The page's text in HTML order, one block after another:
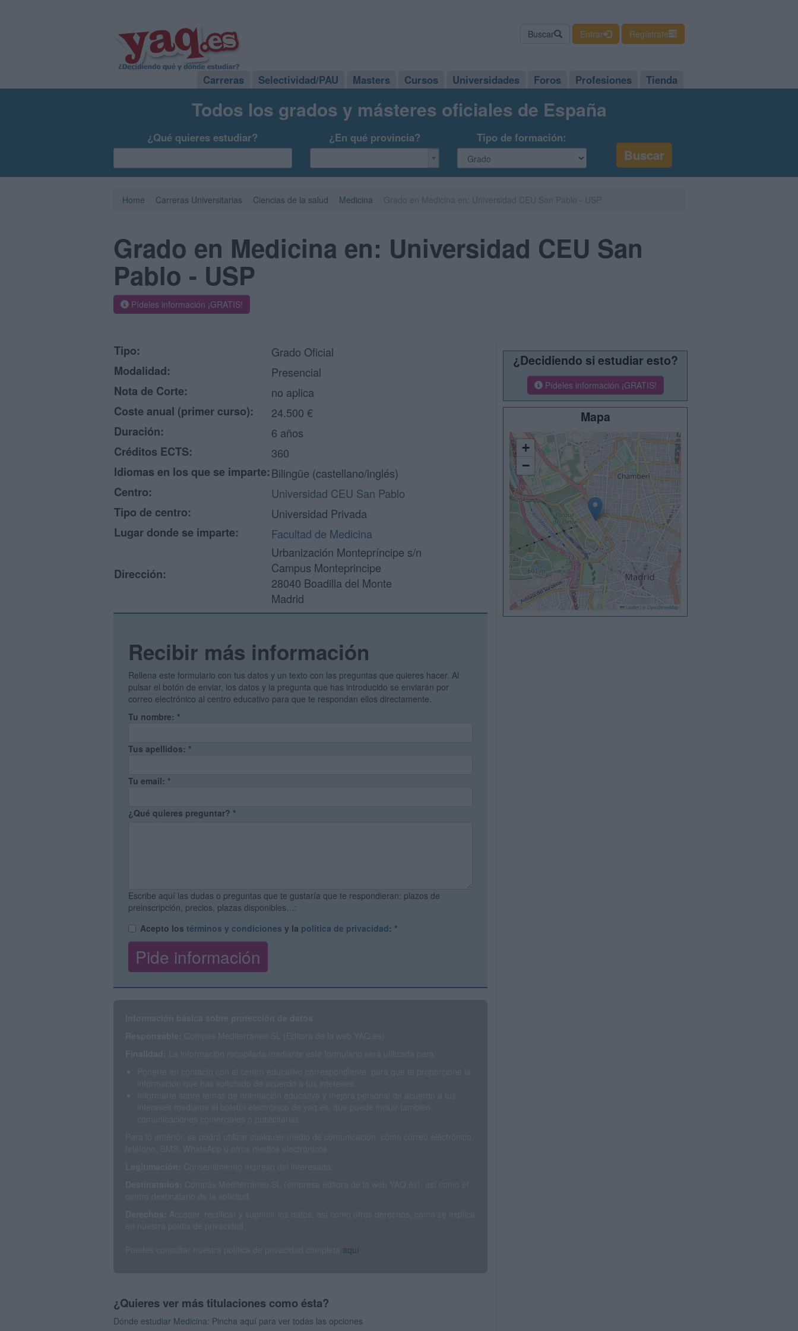
Buscar Entrar Regístrate
Carreras Selectividad/PAU Masters Cursos Universidades Foros Profesiones Tienda
Todos los grados y másteres oficiales de España
¿Qué quieres estudiar? ¿En qué provincia? Tipo de formación:
Home Carreras Universitarias Ciencias de la salud Medicina
Grado en Medicina en: Universidad CEU San
Pablo - USP
Pídeles información ¡GRATIS!
Tipo:
Grado Oficial
Modalidad:
Presencial
Nota de Corte:
no aplica
Coste anual (primer curso):
24.500 €
Duración:
6 años
Créditos ECTS:
360
Idiomas en los que se imparte:Bilingüe (castellano/inglés)
Centro:
Universidad CEU San Pablo
Tipo de centro:
Universidad Privada
Lugar donde se imparte:
Facultad de Medicina
Dirección:
Urbanización Montepríncipe s/n
Campus Monteprincipe
28040 Boadilla del Monte
Madrid
Recibir más información
Rellena este formulario con tus datos y un texto con las preguntas que quieres hacer. Al
pulsar el botón de enviar, los datos y la pregunta que has introducido se enviarán por
correo electrónico al centro educativo para que te respondan ellos directamente.
Tu nombre: *
Tus apellidos: *
Tu email: *
¿Qué quieres preguntar? *
Escribe aquí las dudas o preguntas que te gustaría que te respondieran: plazos de
preinscripción, precios, plazas disponibles…:
Acepto los términos y condiciones y la política de privacidad: *
aquí
¿Quieres ver más titulaciones como ésta?
Dónde estudiar Medicina: Pincha aquí para ver todas las opciones
¿Decidiendo si estudiar esto?
Pídeles información ¡GRATIS!
Mapa
+
−
Leaflet © OpenStreetMap